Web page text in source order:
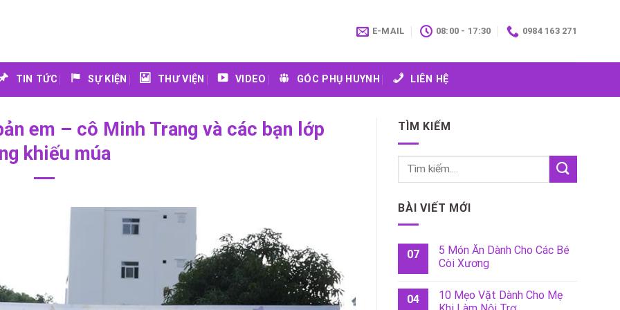
E-MAIL 08:00 - 17:30 0984 163 271
TIN TỨC SỰ KIỆN THƯ VIỆN VIDEO GÓC PHỤ HUYNH LIÊN HỆ
em – cô Minh Trang và các bạn lớp
khiếu múa
TÌM KIẾM
BÀI VIẾT MỚI
07
5 Món Ăn Dành Cho Các Bé
Còi Xương
04
10 Mẹo Vặt Dành Cho Mẹ